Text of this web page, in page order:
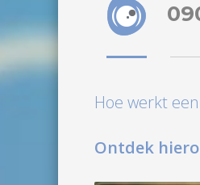
Hoe werkt een
Ontdek